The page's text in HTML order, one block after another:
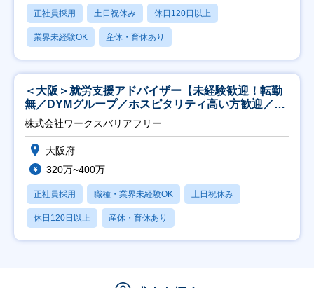
正社員採用 土日祝休み 休日120日以上
業界未経験OK 産休・育休あり
＜大阪＞就労支援アドバイザー【未経験歓迎！転勤
無／DYMグループ／ホスピタリティ高い方歓迎／土
日祝】
株式会社ワークスバリアフリー
大阪府
320万~400万
正社員採用 職種・業界未経験OK 土日祝休み
休日120日以上 産休・育休あり